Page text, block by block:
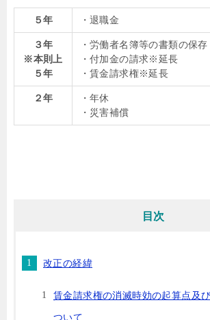
５年 ・退職金
３年
※本則上
５年
・労働者名簿等の書類の保存
・付加金の請求※延長
・賃金請求権※延長
２年
・年休
・災害補償
目次
改正の経緯
賃金請求権の消滅時効の起算点及
ついて